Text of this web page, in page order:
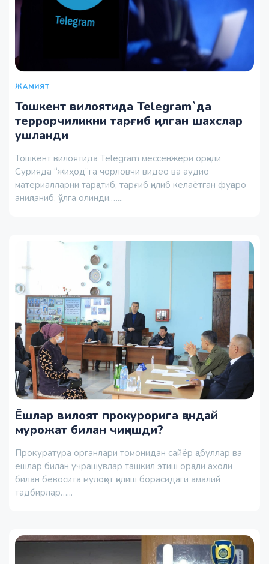
ЖАМИЯТ
Тошкент вилоятида Telegram`да
террорчиликни тарғиб қилган шахслар
ушланди
Тошкент вилоятида Telegram мессенжери орқали
Сурияда “жиҳод”га чорловчи видео ва аудио
материалларни тарқатиб, тарғиб қилиб келаётган фуқаро
аниқланиб, қўлга олинди.…...
Ёшлар вилоят прокурорига қандай
мурожат билан чиқишди?
Прокуратура органлари томонидан сайёр қабуллар ва
ёшлар билан учрашувлар ташкил этиш орқали аҳоли
билан бевосита мулоқот қилиш борасидаги амалий
тадбирлар…...